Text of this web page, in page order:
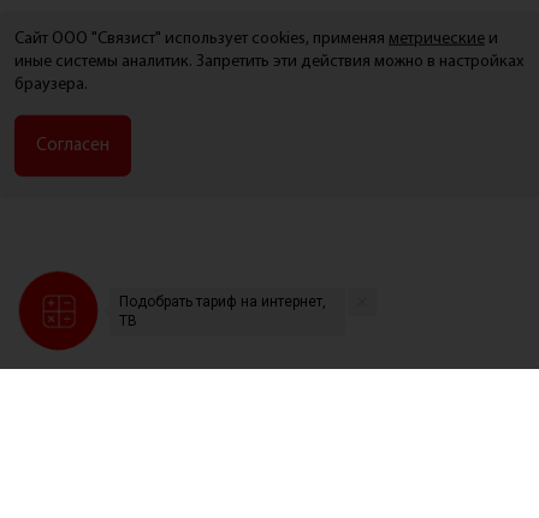
Сайт ООО "Связист" использует cookies, применяя метрические и
иные системы аналитик. Запретить эти действия можно в настройках
браузера.
Согласен
Подобрать тариф на интернет,
ТВ